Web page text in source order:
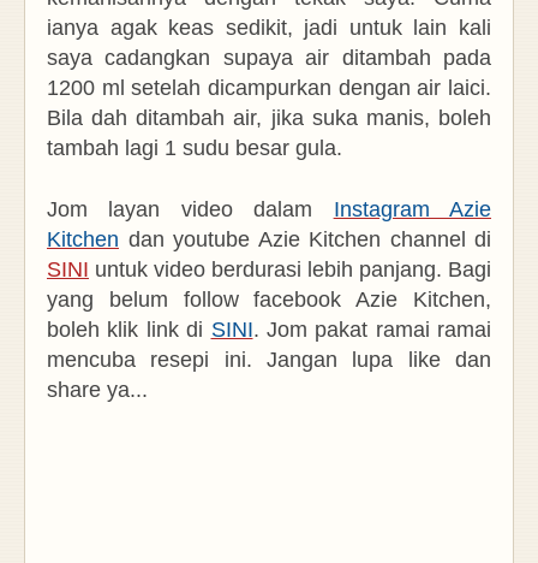
ianya agak keas sedikit, jadi untuk lain kali
saya cadangkan supaya air ditambah pada
1200 ml setelah dicampurkan dengan air laici.
Bila dah ditambah air, jika suka manis, boleh
tambah lagi 1 sudu besar gula.
Jom layan video dalam Instagram Azie
Kitchen dan youtube Azie Kitchen channel di
SINI untuk video berdurasi lebih panjang. Bagi
yang belum follow facebook Azie Kitchen,
boleh klik link di SINI. Jom pakat ramai ramai
mencuba resepi ini. Jangan lupa like dan
share ya...